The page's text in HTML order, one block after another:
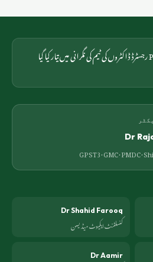
تمام مواد GMC اور PMDC رجسٹرڈ ڈاکٹروں کی ٹیم کی نگرانی میں تیار کیا گیا
Dr
GP ST3 · GMC · PMDC ·
Dr Shahid Farooq
کنسلٹنٹ ایکیوٹ میڈیسن
Dr Aamir